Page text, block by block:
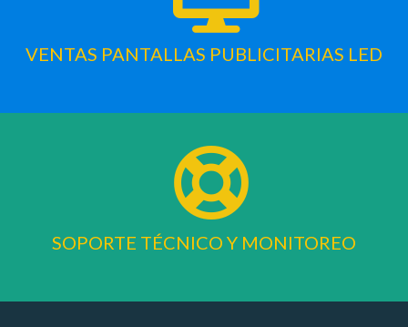
VENTAS PANTALLAS PUBLICITARIAS LED
SOPORTE TÉCNICO Y MONITOREO